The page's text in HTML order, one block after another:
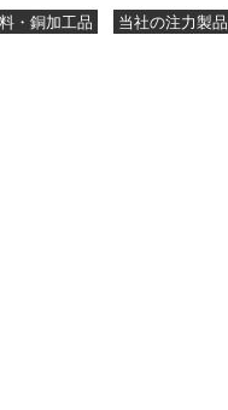
・銅加工品 当社の注力製品